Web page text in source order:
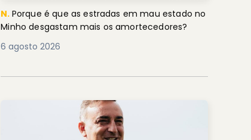
N. Porque é que as estradas em mau estado no
Minho desgastam mais os amortecedores?
6 agosto 2026